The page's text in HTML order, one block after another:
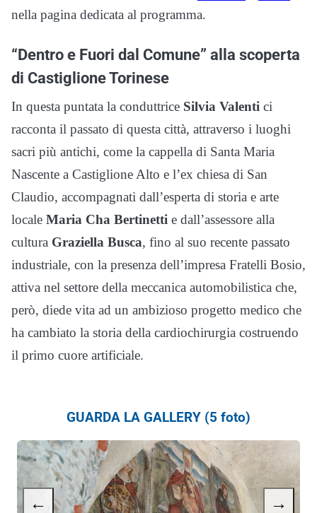
nella pagina dedicata al programma.
“Dentro e Fuori dal Comune” alla scoperta
di Castiglione Torinese
In questa puntata la conduttrice Silvia Valenti ci
racconta il passato di questa città, attraverso i luoghi
sacri più antichi, come la cappella di Santa Maria
Nascente a Castiglione Alto e l’ex chiesa di San
Claudio, accompagnati dall’esperta di storia e arte
locale Maria Cha Bertinetti e dall’assessore alla
cultura Graziella Busca, fino al suo recente passato
industriale, con la presenza dell’impresa Fratelli Bosio,
attiva nel settore della meccanica automobilistica che,
però, diede vita ad un ambizioso progetto medico che
ha cambiato la storia della cardiochirurgia costruendo
il primo cuore artificiale.
GUARDA LA GALLERY (5 foto)
← →